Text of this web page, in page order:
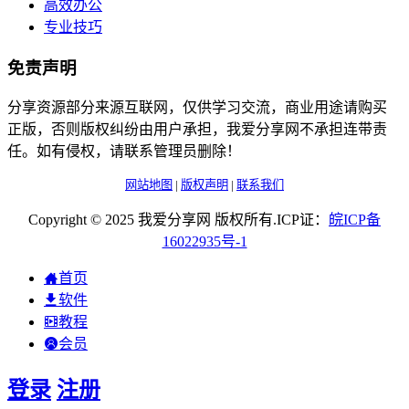
高效办公
专业技巧
免责声明
分享资源部分来源互联网，仅供学习交流，商业用途请购买
正版，否则版权纠纷由用户承担，我爱分享网不承担连带责
任。如有侵权，请联系管理员删除！
网站地图 | 版权声明 | 联系我们
Copyright © 2025 我爱分享网 版权所有.ICP证： 皖ICP备
16022935号-1
首页
软件
教程
会员
登录 注册